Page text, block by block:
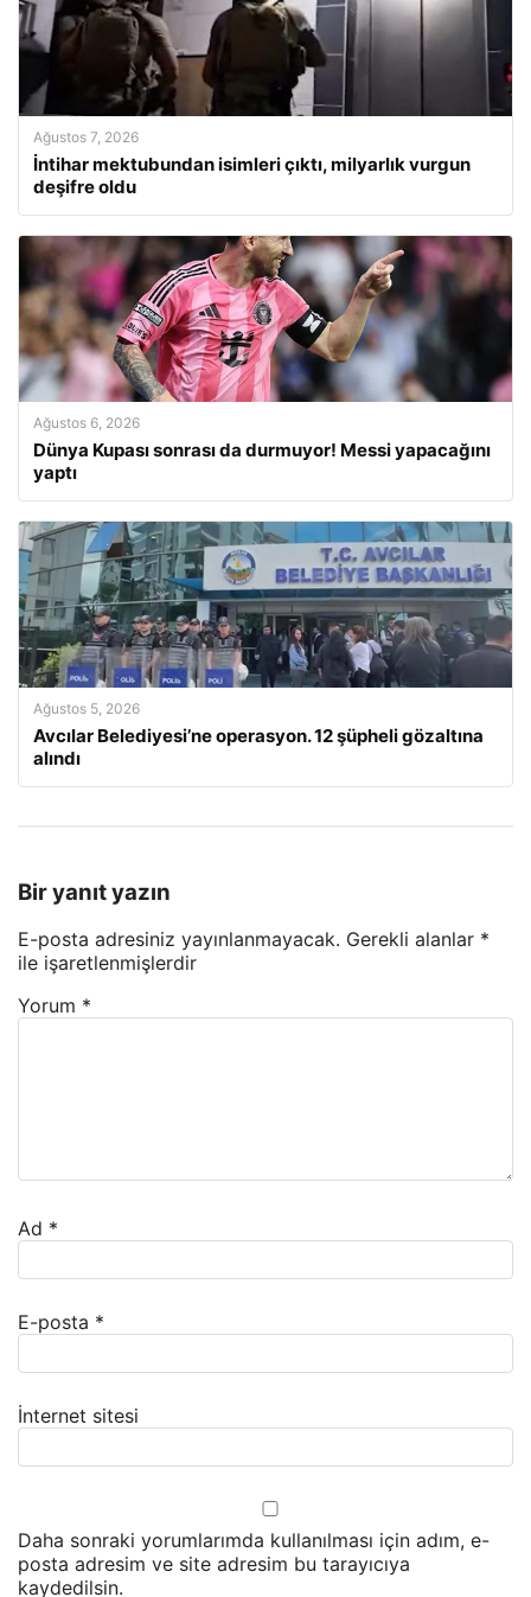
Ağustos 7, 2026
İntihar mektubundan isimleri çıktı, milyarlık vurgun
deşifre oldu
Ağustos 6, 2026
Dünya Kupası sonrası da durmuyor! Messi yapacağını
yaptı
Ağustos 5, 2026
Avcılar Belediyesi’ne operasyon. 12 şüpheli gözaltına
alındı
Bir yanıt yazın
E-posta adresiniz yayınlanmayacak. Gerekli alanlar *
ile işaretlenmişlerdir
Yorum *
Ad *
E-posta *
İnternet sitesi
Daha sonraki yorumlarımda kullanılması için adım, e-
posta adresim ve site adresim bu tarayıcıya
kaydedilsin.